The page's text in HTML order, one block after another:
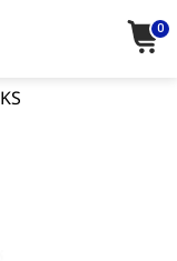
0
KS